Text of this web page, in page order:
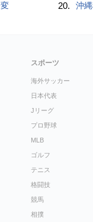
20. 沖
スポーツ
海外サッカー
日本代表
Jリーグ
プロ野球
MLB
ゴルフ
テニス
格闘技
競馬
相撲